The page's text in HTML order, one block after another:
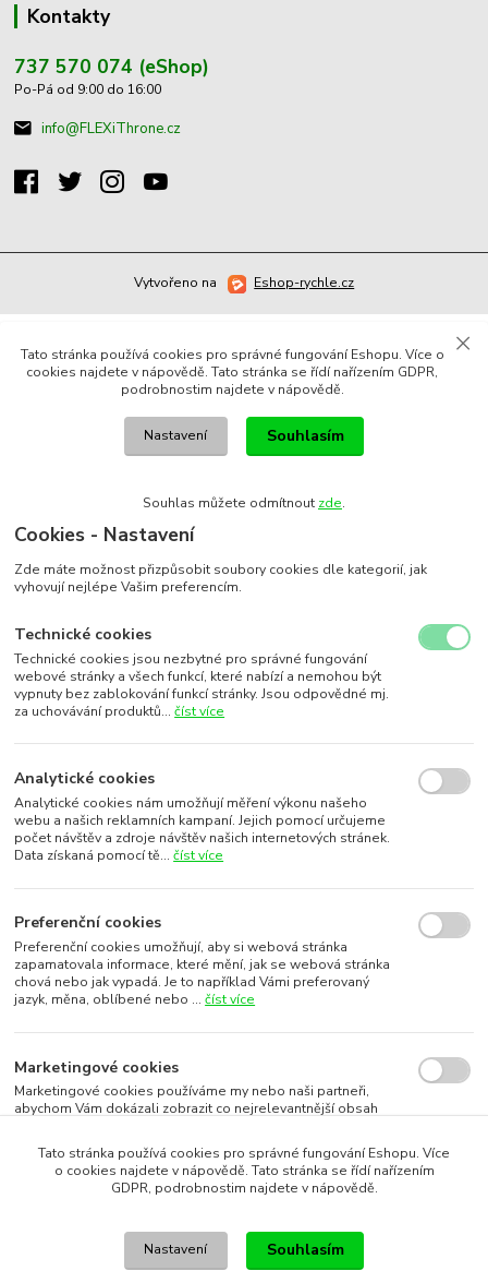
Kontakty
737 570 074 (eShop)
Po-Pá od 9:00 do 16:00
info@FLEXiThrone.cz
Vytvořeno na Eshop-rychle.cz
Tato stránka používá cookies pro správné fungování Eshopu. Více o
cookies najdete v nápovědě. Tato stránka se řídí nařízením GDPR,
podrobnostim najdete v nápovědě.
Nastavení Souhlasím
Souhlas můžete odmítnout zde.
Cookies - Nastavení
Zde máte možnost přizpůsobit soubory cookies dle kategorií, jak
vyhovují nejlépe Vašim preferencím.
Technické cookies
Technické cookies jsou nezbytné pro správné fungování
webové stránky a všech funkcí, které nabízí a nemohou být
vypnuty bez zablokování funkcí stránky. Jsou odpovědné mj.
za uchovávání produktů...číst více
Analytické cookies
Analytické cookies nám umožňují měření výkonu našeho
webu a našich reklamních kampaní. Jejich pomocí určujeme
počet návštěv a zdroje návštěv našich internetových stránek.
Data získaná pomocí tě...číst více
Preferenční cookies
Preferenční cookies umožňují, aby si webová stránka
zapamatovala informace, které mění, jak se webová stránka
chová nebo jak vypadá. Je to například Vámi preferovaný
jazyk, měna, oblíbené nebo ...číst více
Marketingové cookies
Marketingové cookies používáme my nebo naši partneři,
abychom Vám dokázali zobrazit co nejrelevantnější obsah
subjektů. To je možn...
Souhlasím s využitím vybraných souborů cookies
Tato stránka používá cookies pro správné fungování Eshopu. Více
o cookies najdete v nápovědě. Tato stránka se řídí nařízením
GDPR, podrobnostim najdete v nápovědě.
Nastavení Souhlasím